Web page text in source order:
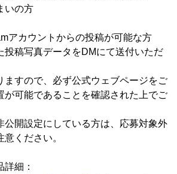
いの方
アカウントからの投稿が可能な方
投稿写真データをDMにて送付いただ
すので、必ず公式ウェブページをご
が可能であることを確認された上でご
開設定にしている方は、応募対象外
ください。
詳細：